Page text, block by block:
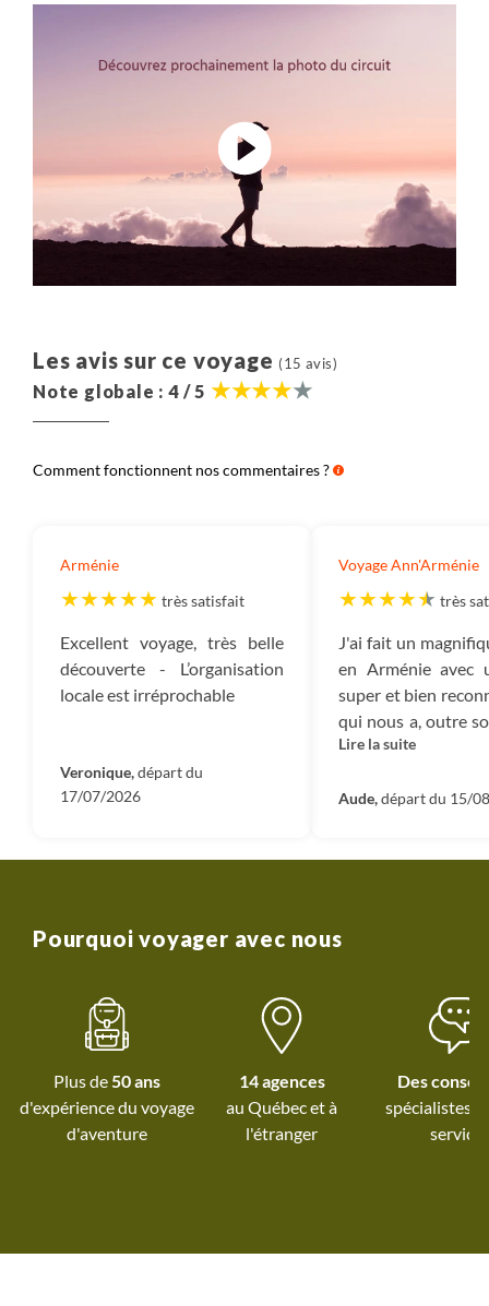
Les avis sur ce voyage (15 avis)
Note globale : 4 / 5
Comment fonctionnent nos commentaires ?
Arménie
très satisfait
Excellent voyage, très belle
découverte - L’organisation
locale est irréprochable
Veronique,départ du
17/07/2026
Voyage Ann'Arménie
très
J'ai fait un
en Arménie avec
super et bien
qui nous a, outre
guide, transmis
chant. Le groupe
Lire la suite
Aude,départ du 15/
Pourquoi voyager avec nous
Plus de 50 ans
d'expérience du voyage
d'aventure
14 agences
au Québec età
l'étranger
Des
spécialistes
service